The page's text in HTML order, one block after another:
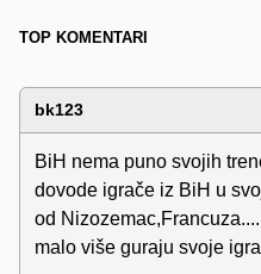
TOP KOMENTARI
bk123
BiH nema puno svojih
dovode igrače iz BiH u
od
malo više guraju svoje